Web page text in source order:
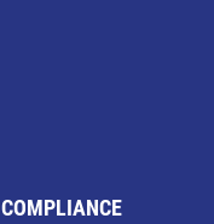
COMPLIANCE